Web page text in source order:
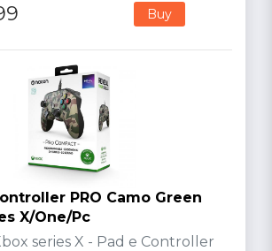
Buy
PRO Camo Green
X/One/Pc
series X - Pad e Controller